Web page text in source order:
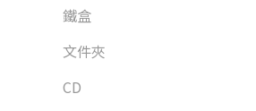
鐵盒
文件夾
CD